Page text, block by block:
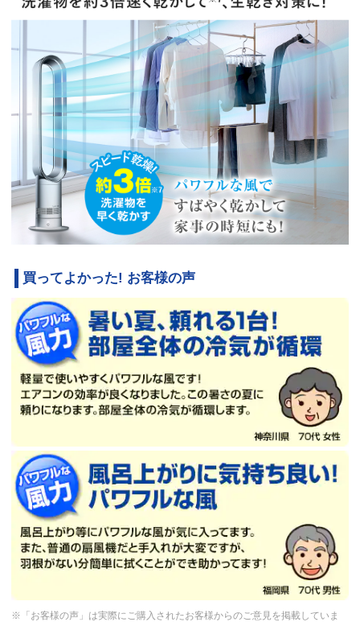
買ってよかった! お客様の声
※「お客様の声」は実際にご購入されたお客様からのご意見を掲載していま